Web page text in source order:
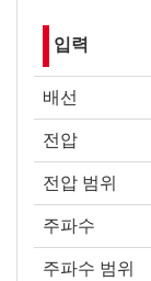
입력
배선
전압
전압 범위
주파수
주파수 범위